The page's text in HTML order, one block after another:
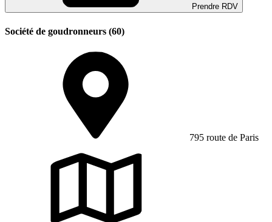
Prendre RDV
Société de goudronneurs (60)
795 route de Paris